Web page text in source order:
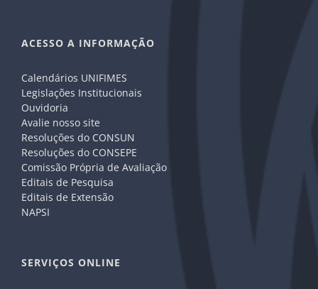
ACESSO A INFORMAÇÃO
Calendários UNIFIMES
Legislações Institucionais
Ouvidoria
Avalie nosso site
Resoluções do CONSUN
Resoluções do CONSEPE
Comissão Própria de Avaliação
Editais de Pesquisa
Editais de Extensão
NAPSI
SERVIÇOS ONLINE